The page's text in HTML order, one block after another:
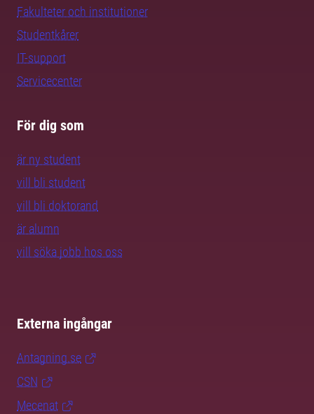
Fakulteter och institutioner
Studentkårer
IT-support
Servicecenter
För dig som
är ny student
vill bli student
vill bli doktorand
är alumn
vill söka jobb hos oss
Externa ingångar
Antagning.se
CSN
Mecenat